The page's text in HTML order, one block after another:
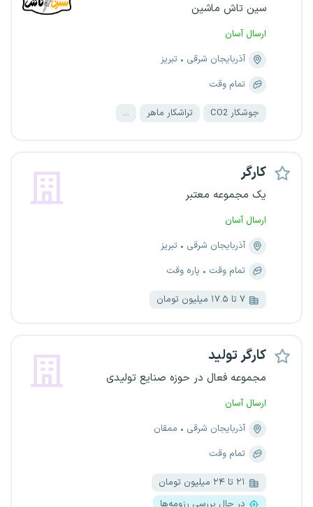
سین تاش ماشین
ارسال آسان
آذربایجان شرقی
تبریز
تمام وقت
جوشکار CO2 تراشکار ماهر ...
کارگر
یک مجموعه معتبر
ارسال آسان
آذربایجان شرقی
تبریز
تمام وقت
پاره وقت
۷ تا ۱۷.۵ میلیون تومان
کارگر تولید
مجموعه فعال در حوزه صنایع تولیدی
ارسال آسان
آذربایجان شرقی
ممقان
تمام وقت
۲۱ تا ۲۴ میلیون تومان
در حال بررسی رزومه‌ها